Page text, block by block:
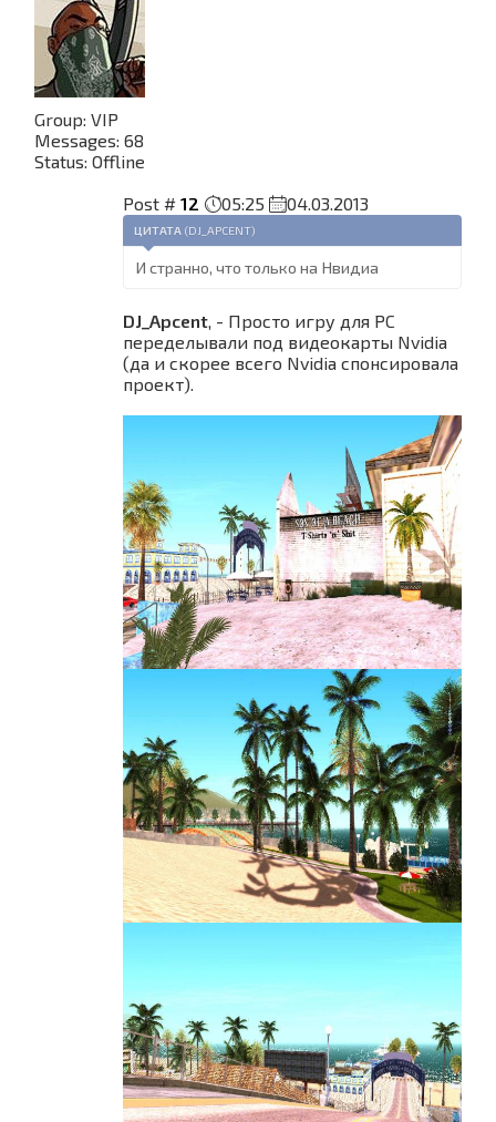
Group: VIP
Messages: 68
Status: Offline
Post # 12 05:25 04.03.2013
ЦИТАТА (DJ_APCENT)
И странно, что только на Нвидиа
DJ_Apcent, - Просто игру для PC
переделывали под видеокарты Nvidia
(да и скорее всего Nvidia спонсировала
проект).